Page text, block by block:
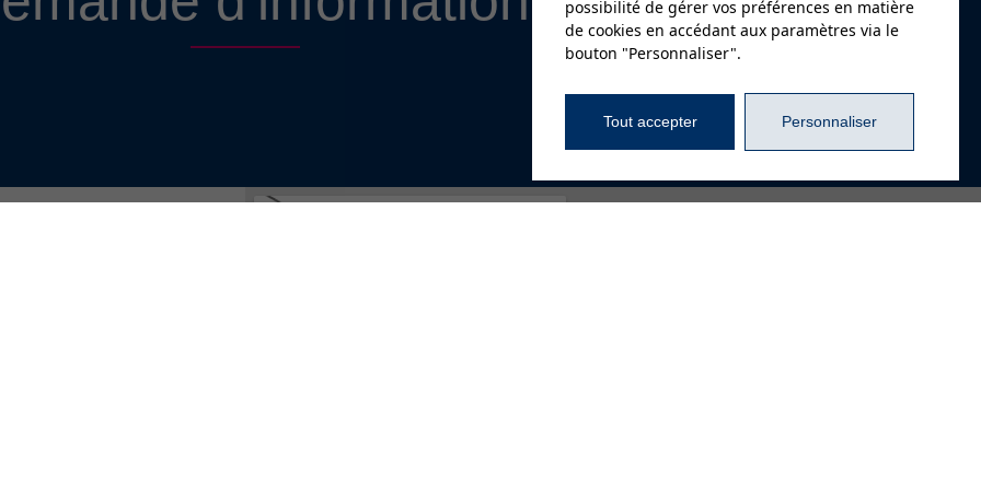
possibilité de gérer vos préférences en matière
de cookies en accédant aux paramètres via le
bouton "Personnaliser".
Tout accepter Personnaliser